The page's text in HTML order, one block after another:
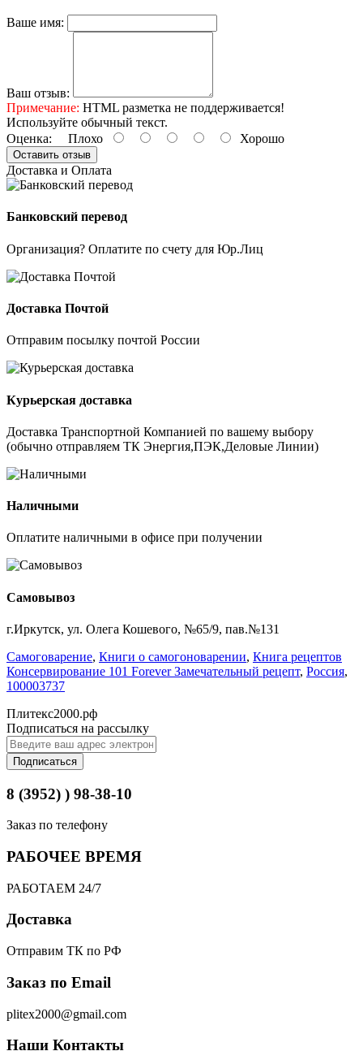
Ваше имя:
Ваш отзыв:
Примечание: HTML разметка не поддерживается!
Используйте обычный текст.
Оценка: Плохо Хорошо
Оставить отзыв
Доставка и Оплата
Банковский перевод
Организация? Оплатите по счету для Юр.Лиц
Доставка Почтой
Отправим посылку почтой России
Курьерская доставка
Доставка Транспортной Компанией по вашему выбору
(обычно отправляем ТК Энергия,ПЭК,Деловые Линии)
Наличными
Оплатите наличными в офисе при получении
Самовывоз
г.Иркутск, ул. Олега Кошевого, №65/9, пав.№131
Самоговарение, Книги о самогоноварении, Книга рецептов
Консервирование 101 Forever Замечательный рецепт, Россия,
100003737
Плитекс2000.рф
Подписаться на рассылку
Подписаться
8 (3952) ) 98-38-10
Заказ по телефону
РАБОЧЕЕ ВРЕМЯ
РАБОТАЕМ 24/7
Доставка
Отправим ТК по РФ
Заказ по Email
plitex2000@gmail.com
Наши Контакты